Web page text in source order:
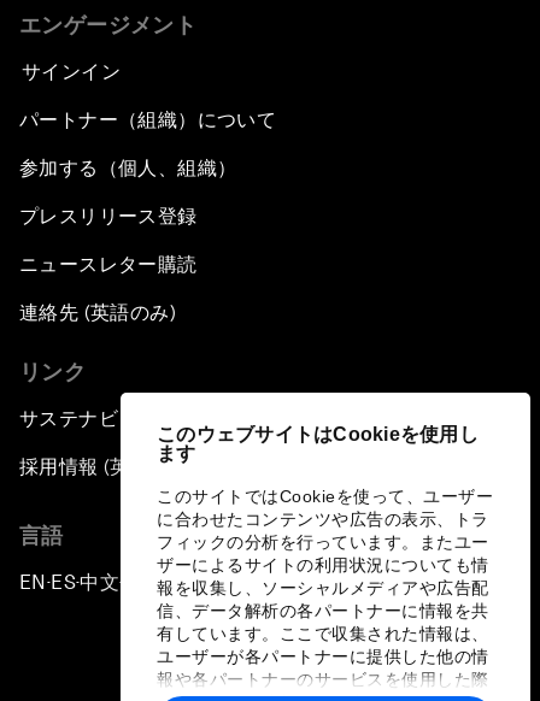
このウェブサイトはCookieを使用し
ます
このサイトではCookieを使って、ユーザー
に合わせたコンテンツや広告の表示、トラ
フィックの分析を行っています。またユー
ザーによるサイトの利用状況についても情
報を収集し、ソーシャルメディアや広告配
信、データ解析の各パートナーに情報を共
有しています。ここで収集された情報は、
ユーザーが各パートナーに提供した他の情
報や各パートナーのサービスを使用した際
Artificial Intelligence
A Conversation with Adel Al Jubeir on Middle
East Security
Powering Africa
Who Can Lead a Multipolar World?
An Insight, An Idea with Guy Standing
A Conversation with John Kerry: Diplomacy in
an Era of Disruption
Ending Corruption
Rebuilding Trust in the Healthcare Industry
The New Lead Characters
エンゲージメント
サインイン
パートナー（組織）について
参加する（個人、組織）
プレスリリース登録
ニュースレター購読
連絡先 (英語のみ)
リンク
サステナビリティへの取り組み
採用情報 (英語のみ)
言語
EN ▪ES▪中文▪ 日本語